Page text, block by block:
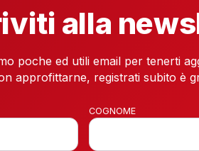
alla
poche ed utili email per tenerti
approfittarne, registrati subito è
COGNOME